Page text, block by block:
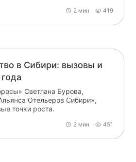
2 мин 419
в Сибири: вызовы и
Светлана Бурова,
Отельеров Сибири»,
точки роста.
2 мин 451